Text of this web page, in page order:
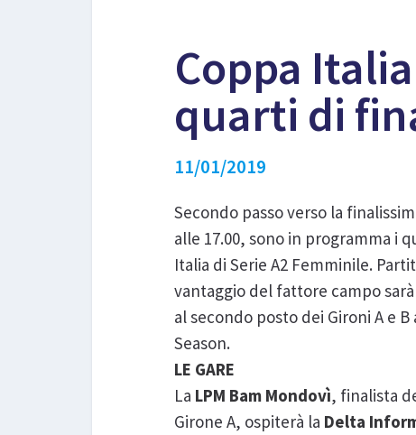
Coppa
quarti di
11/01/2019
Secondo passo verso la
alle 17.00, sono in programma i
Italia di Serie A2 Femminile.
vantaggio del fattore campo
al secondo posto dei Gironi A e
Season.
LE GARE
La LPM Bam Mondovì, finalista
Girone A, ospiterà la Delta